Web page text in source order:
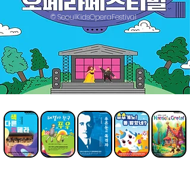
© SeoulKidsOperaFestival